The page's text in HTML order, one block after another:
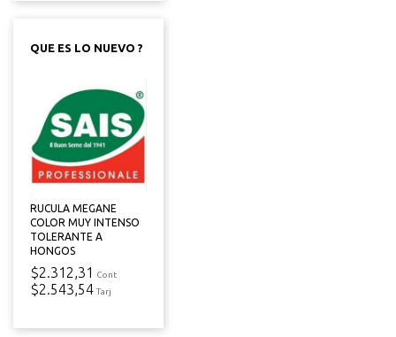
QUE ES LO NUEVO ?
RUCULA MEGANE
COLOR MUY INTENSO
TOLERANTE A
HONGOS
$2.312,31 Cont
$2.543,54 Tarj